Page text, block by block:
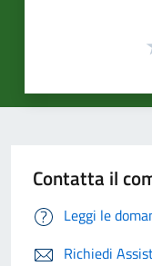
Contatta il
Leggi le
Richiedi